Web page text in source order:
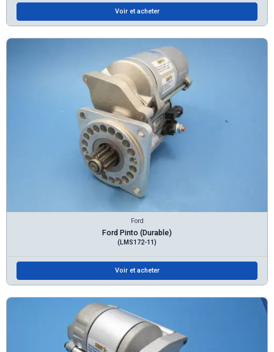
Voir et acheter
Ford
Ford Pinto (Durable)
(LMS172-11)
Voir et acheter